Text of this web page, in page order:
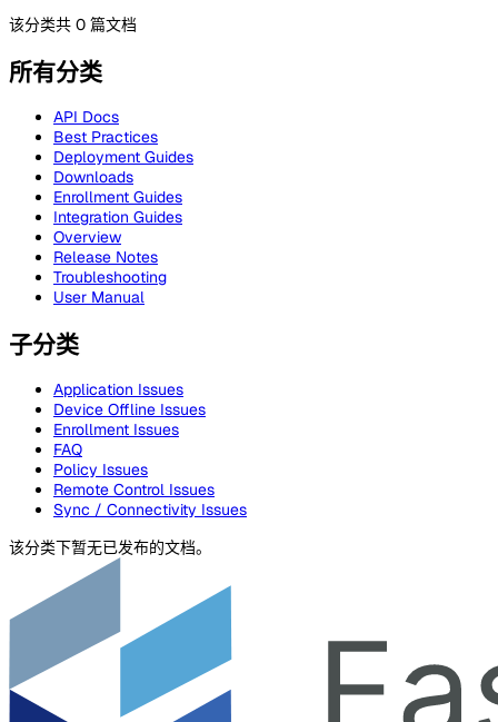
该分类共 0 篇文档
所有分类
API Docs
Best Practices
Deployment Guides
Downloads
Enrollment Guides
Integration Guides
Overview
Release Notes
Troubleshooting
User Manual
子分类
Application Issues
Device Offline Issues
Enrollment Issues
FAQ
Policy Issues
Remote Control Issues
Sync / Connectivity Issues
该分类下暂无已发布的文档。